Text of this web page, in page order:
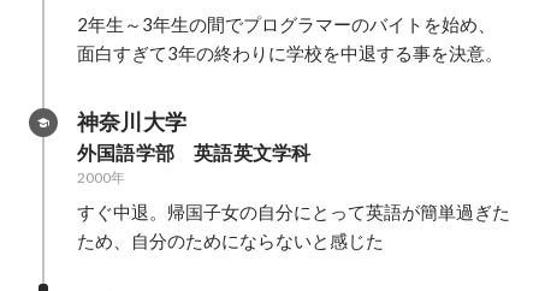
2年生～3年生の間でプログラマーのバイトを始め、
面白すぎて3年の終わりに学校を中退する事を決意。
神奈川大学
外国語学部　英語英文学科
2000年
すぐ中退。帰国子女の自分にとって英語が簡単過ぎた
ため、自分のためにならないと感じた